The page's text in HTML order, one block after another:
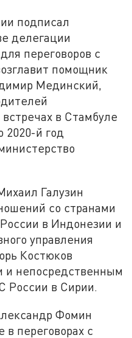
подписал
делегации
переговоров с
помощник
Мединский,
в Стамбуле
2020-й год
Галузин
со странами
в Индонезии и
управления
Костюков
и непосредственным
России в Сирии.
Фомин
переговорах с